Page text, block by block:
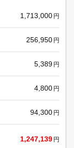
1,713,000 円
256,950 円
5,389 円
4,800 円
94,300 円
1,247,139 円